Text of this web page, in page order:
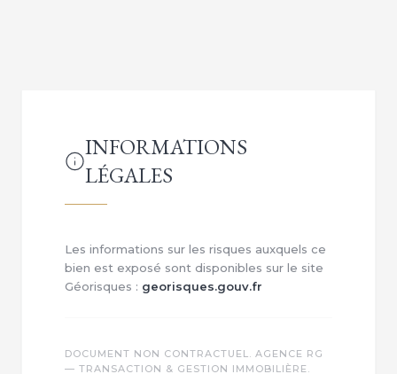
INFORMATIONS
LÉGALES
Les informations sur les risques auxquels ce
bien est exposé sont disponibles sur le site
Géorisques : georisques.gouv.fr
DOCUMENT NON CONTRACTUEL. AGENCE RG
— TRANSACTION & GESTION IMMOBILIÈRE.